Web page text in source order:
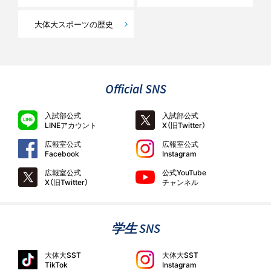
大体大スポーツの歴史
Official SNS
入試部公式
LINEアカウント
入試部公式
X（旧Twitter）
広報室公式
Facebook
広報室公式
Instagram
広報室公式
X（旧Twitter）
公式YouTube
チャンネル
学生 SNS
大体大SST
TikTok
大体大SST
Instagram